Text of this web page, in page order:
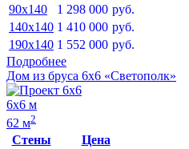
90x140
1 298 000 руб.
140x140 1 410 000 руб.
190x140 1 552 000 руб.
Подробнее
Дом из бруса 6х6 «Светополк»
6х6 м
62 м2
Стены
Цена